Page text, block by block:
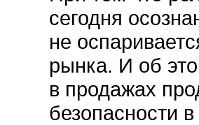
сегодня
не
рынка. И об
в продажах
безопасности